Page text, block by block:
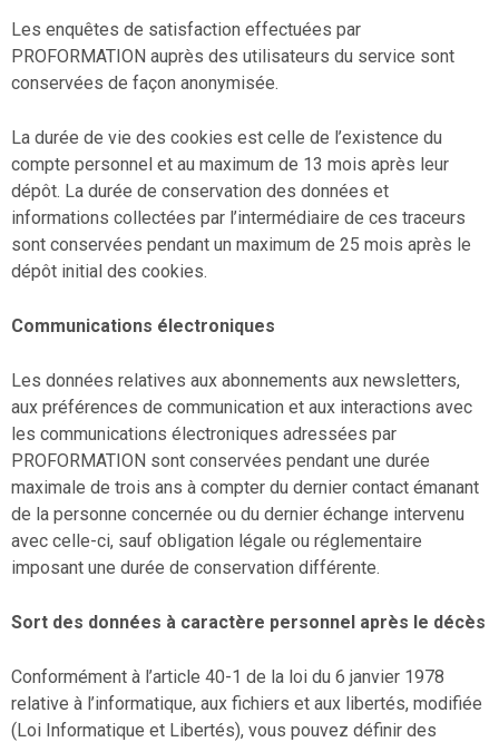
Les enquêtes de satisfaction effectuées par
PROFORMATION auprès des utilisateurs du service sont
conservées de façon anonymisée.
La durée de vie des cookies est celle de l’existence du
compte personnel et au maximum de 13 mois après leur
dépôt. La durée de conservation des données et
informations collectées par l’intermédiaire de ces traceurs
sont conservées pendant un maximum de 25 mois après le
dépôt initial des cookies.
Communications électroniques
Les données relatives aux abonnements aux newsletters,
aux préférences de communication et aux interactions avec
les communications électroniques adressées par
PROFORMATION sont conservées pendant une durée
maximale de trois ans à compter du dernier contact émanant
de la personne concernée ou du dernier échange intervenu
avec celle-ci, sauf obligation légale ou réglementaire
imposant une durée de conservation différente.
Sort des données à caractère personnel après le décès
Conformément à l’article 40-1 de la loi du 6 janvier 1978
relative à l’informatique, aux fichiers et aux libertés, modifiée
(Loi Informatique et Libertés), vous pouvez définir des